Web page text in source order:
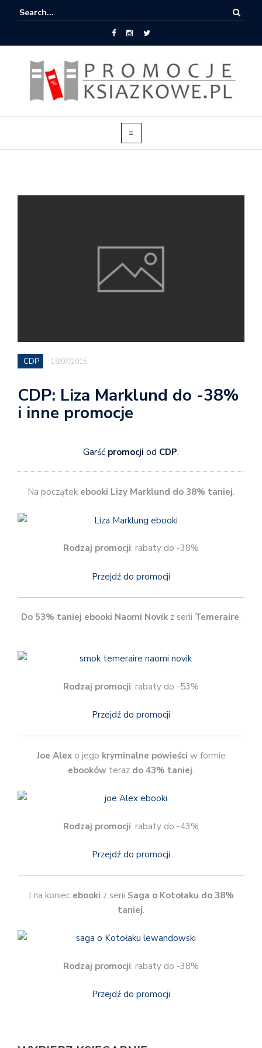
CDP 18/07/2015
CDP: Liza Marklund do -38%
i inne promocje
Garść promocji od CDP.
Na początek ebooki Lizy Marklund do 38% taniej.
Rodzaj promocji: rabaty do -38%
Przejdź do promocji
Do 53% taniej ebooki Naomi Novik z serii Temeraire.
Rodzaj promocji: rabaty do -53%
Przejdź do promocji
Joe Alexo jego kryminalne powieści w formie
ebooków teraz do 43% taniej.
Rodzaj promocji: rabaty do -43%
Przejdź do promocji
I na koniec ebooki z serii Saga o Kotołaku do 38%
taniej.
Rodzaj promocji: rabaty do -38%
Przejdź do promocji